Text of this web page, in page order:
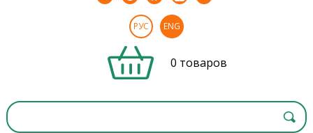
РУС ENG
0 товаров